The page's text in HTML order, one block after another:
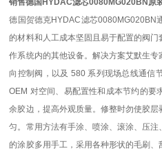
销售德国HYDAC滤芯0080MG020BN原
德国贺德克HYDAC滤芯0080MG020BN
的材料和人工成本坚固且易于配置的阀
作系统内的其他设备。解决方案艾默生
向控制阀，以及 580 系列现场总线通信
OEM 对空间、易配置性和成本节约的要
余胶边，提高外观质量。修整时勿使胶
匀。常用方法有手涂、喷涂、滚涂、压
的涂胶多用手工，采用各种形状的毛刷、